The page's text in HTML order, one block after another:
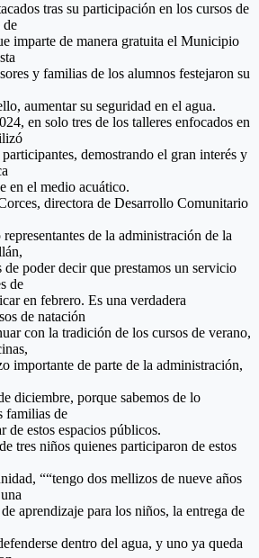
tras su participación en los cursos de
de
imparte de manera gratuita el Municipio
y familias de los alumnos festejaron su
aumentar su seguridad en el agua.
en solo tres de los talleres enfocados en
demostrando el gran interés y
en el medio acuático.
directora de Desarrollo Comunitario
de la administración de la
de poder decir que prestamos un servicio
de
en febrero. Es una verdadera
de natación
con la tradición de los cursos de verano,
importante de parte de la administración,
diciembre, porque sabemos de lo
familias de
de estos espacios públicos.
tres niños quienes participaron de estos
““tengo dos mellizos de nueve años
aprendizaje para los niños, la entrega de
dentro del agua, y uno ya queda